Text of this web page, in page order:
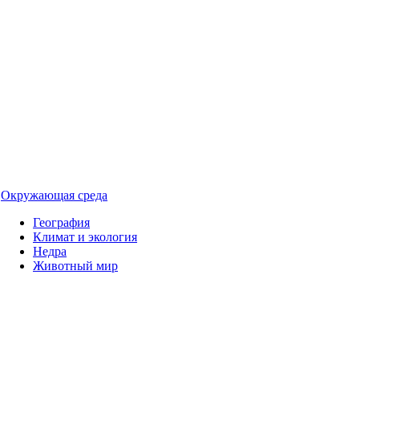
Окружающая среда
География
Климат и экология
Недра
Животный мир